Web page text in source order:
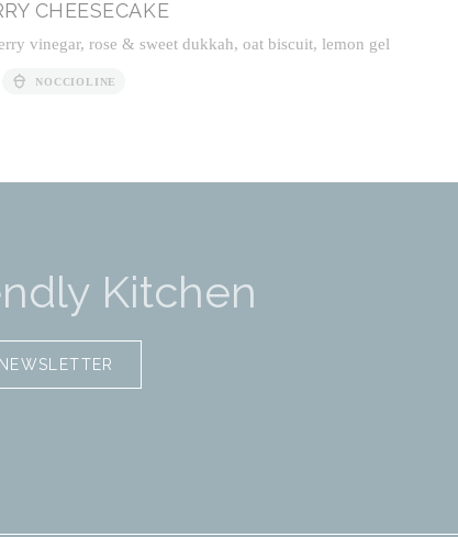
CHEESECAKE
vinegar, rose & sweet dukkah, oat biscuit, lemon gel
NOCCIOLINE
Kitchen
NEWSLETTER